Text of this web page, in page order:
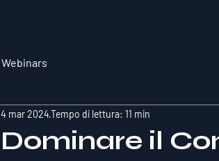
Webinars
Dominare il
4 mar 2024Tempo di lettura: 11 min